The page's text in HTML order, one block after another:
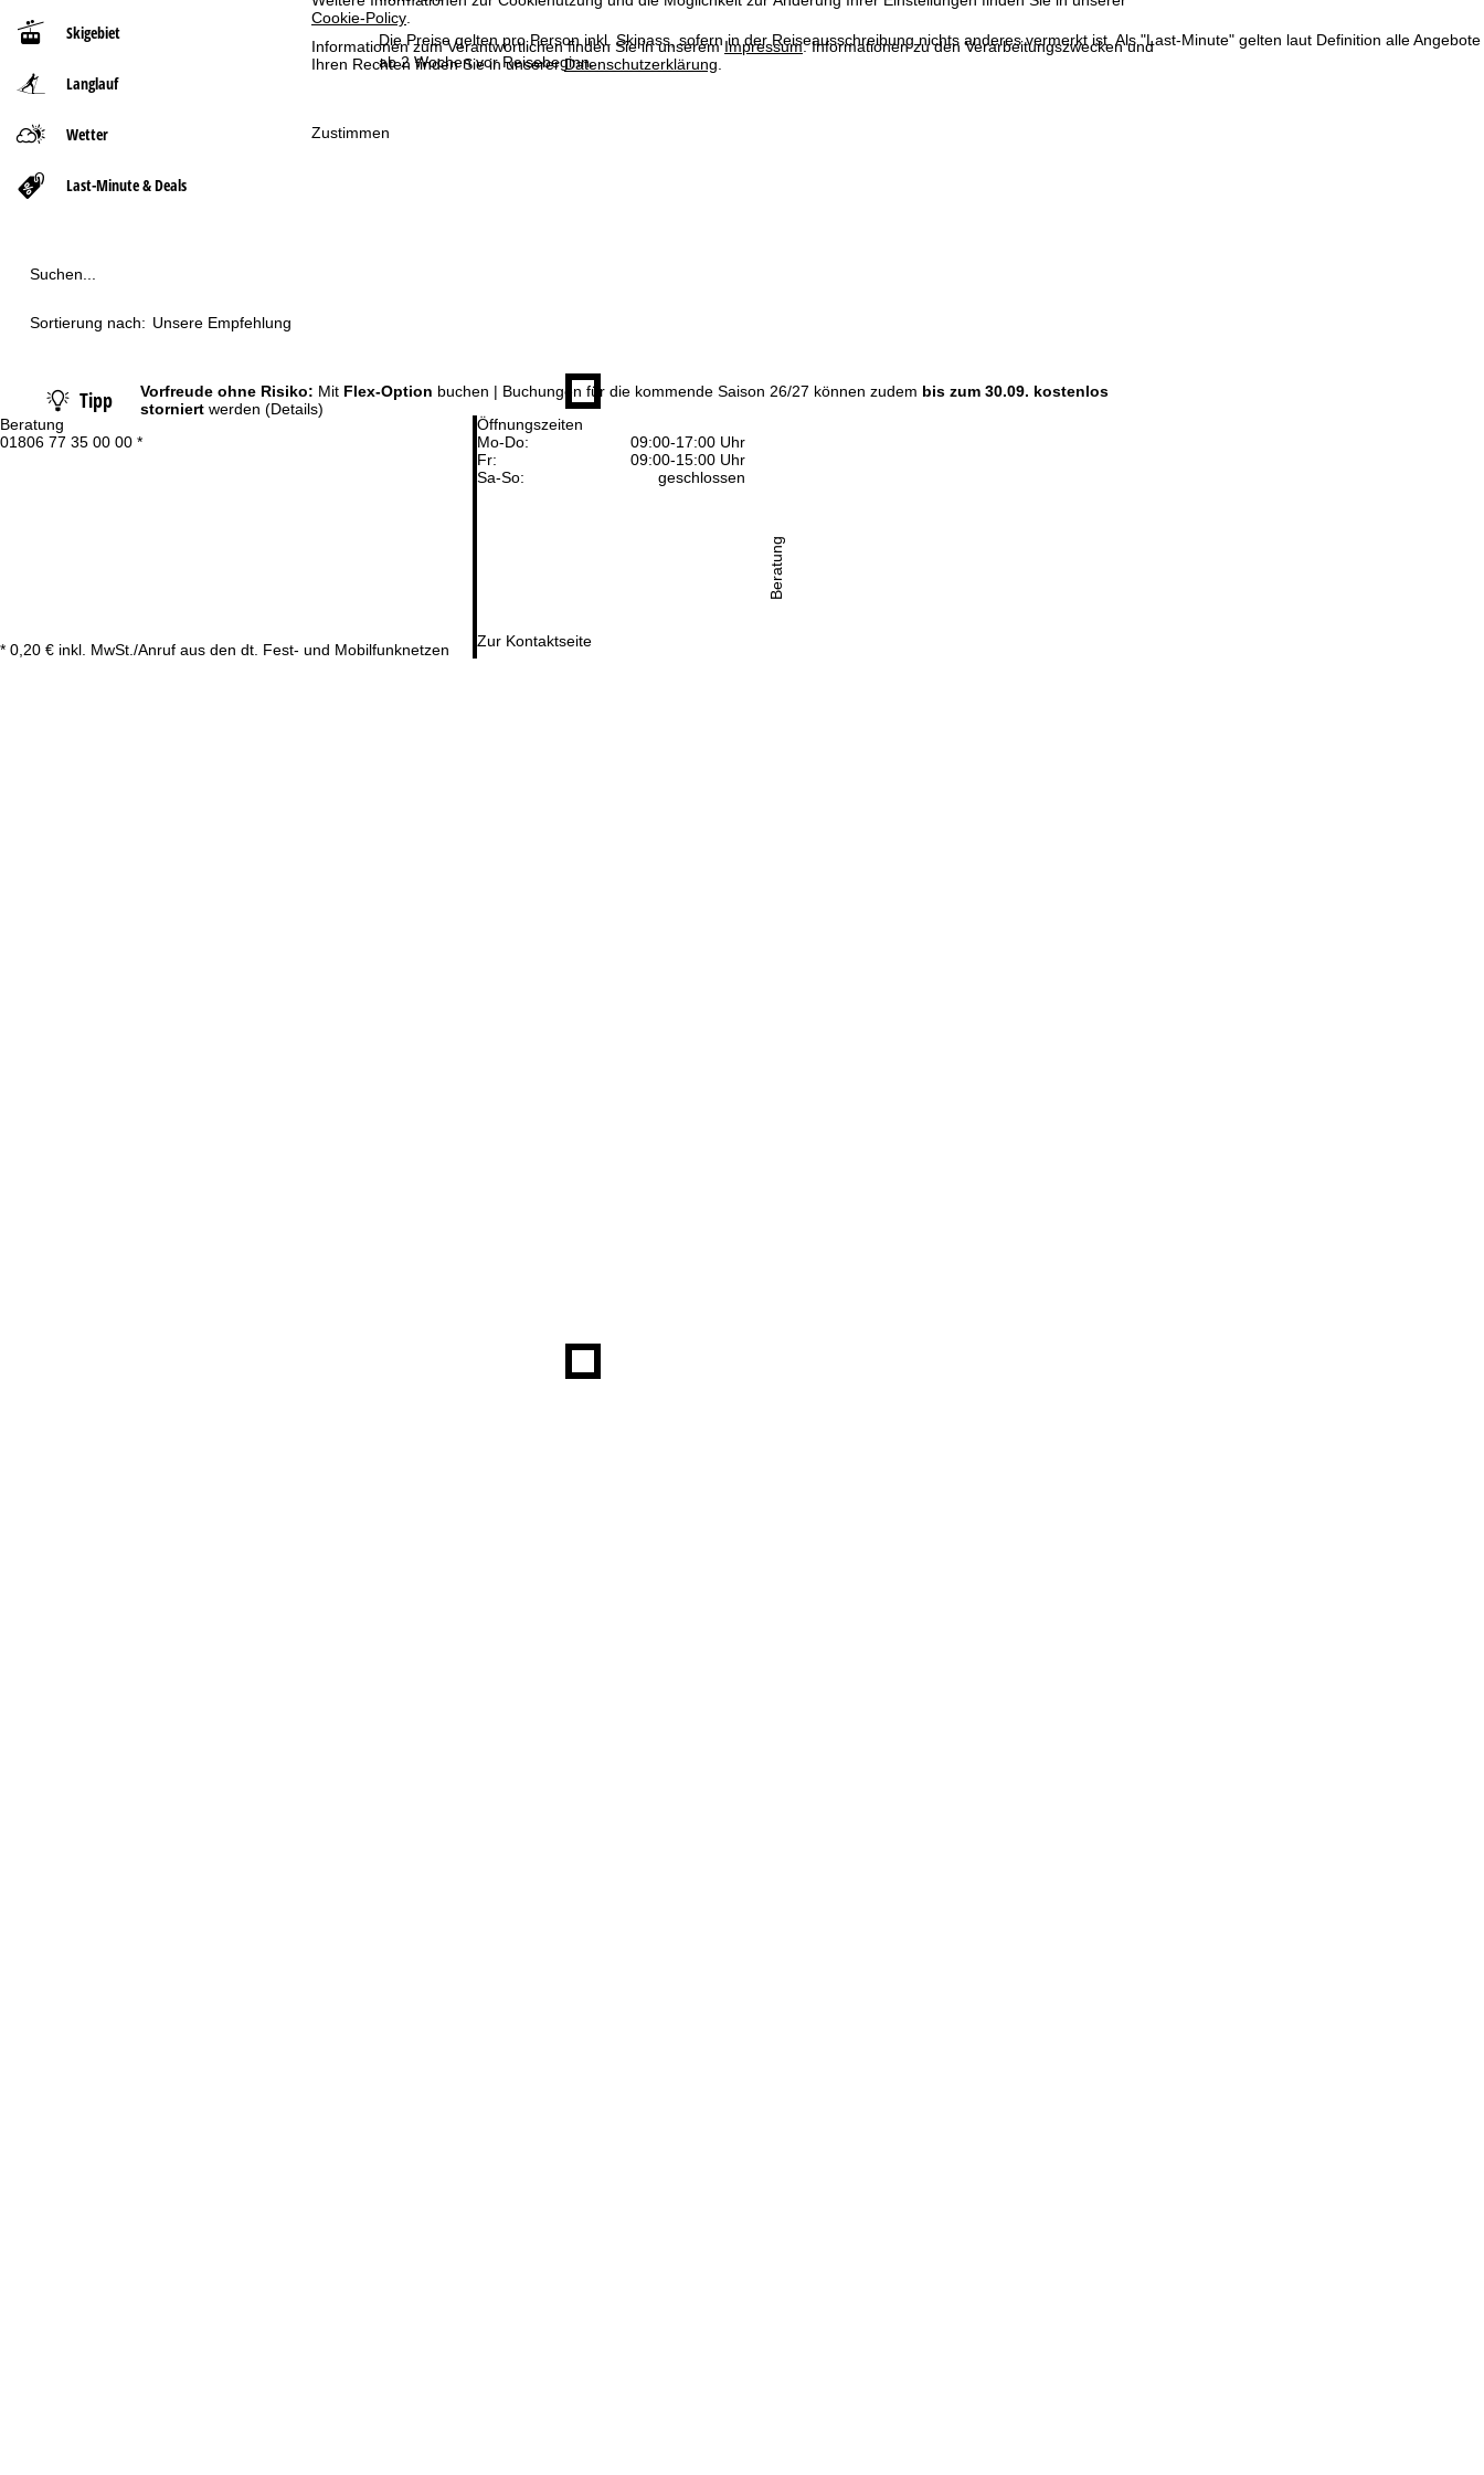
Cookie-Policy
Informationen zum Verantwortlichen finden Sie in unseremImpressum. Informationen zu den Verarbeitungszwecken und
Ihren Rechten finden Sie in unsererDatenschutzerklärung
Zustimmen
Beratung
01806 77 35 00 00 *
* 0,20 € inkl. MwSt./Anruf aus den dt. Fest- und Mobilfunknetzen
Öffnungszeiten
Mo-Do:
09:00-17:00 Uhr
Fr:
09:00-15:00 Uhr
Sa-So:
geschlossen
Zur Kontaktseite
Beratung
Skigebiet
Langlauf
Wetter
Last-Minute & Deals
t
Die Preise gelten pro Person inkl. Skipass, sofern in der Reiseausschreibung nichts anderes vermerkt ist. Als "Last-Minute" gelten laut Definition alle Angebote
ab 2 Wochen vor Reisebeginn.
Suchen...
Sortierung nach: Unsere Empfehlung
Tipp Vorfreude ohne Risiko: Mit Flex-Option buchen | Buchungen für die kommende Saison 26/27 können zudem bis zum 30.09. kostenlos
storniertwerden (Details)